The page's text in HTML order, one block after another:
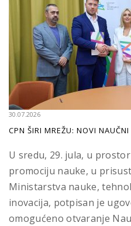
30.07.2026
CPN ŠIRI MREŽU: NOVI
U sredu, 29. jula, u
promociju nauke, u
Ministarstva nauke,
inovacija, potpisan je
omogućeno otvaranje